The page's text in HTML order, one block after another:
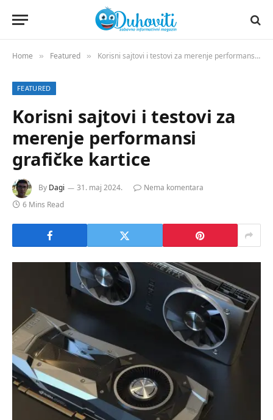
Home » Featured » Korisni sajtovi i testovi za merenje performansi grafičke kartice
FEATURED
Korisni sajtovi i testovi za
merenje performansi
grafičke kartice
By Dagi 31. maj 2024.
Nema komentara
6 Mins Read